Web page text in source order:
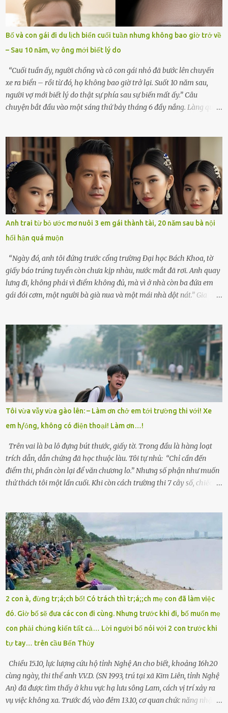
ngày giỗ đầu tiên của vợ, 49 ngày sau khi cô ấy rời xa tôi mãi
mãi.Buổi sáng hôm đó, sau khi cúng cơm xong, tôi quyết định lên
sắp xếp lại bàn thờ vợ. Mọi thứ vẫn như mọi ngày, nhưng có điều gì
đó kỳ lạ mà tôi không thể giải thích được. Trong khoảnh khắc tôi
cúi xuống lau chùi bát hương, một luồng gió lạ thoáng qua, khiến
tôi giật mình. Và rồi, một chuyện kinh...
Bố và con gái đi du lịch biển cuối tuần nhưng không bao giờ trở về
– Sau 10 năm, vợ ông mới biết lý do
“Cuối tuần ấy, người chồng và cô con gái nhỏ đã bước lên chuyến
xe ra biển – rồi từ đó, họ không bao giờ trở lại. Suốt 10 năm sau,
người vợ mới biết lý do thật sự phía sau sự biến mất ấy.” Câu
chuyện bắt đầu vào một sáng thứ bảy tháng 6 đầy nắng. Làng quê
không kém. Ông Minh, vốn là một người đàn ông điềm đạm, ít nói,
hôm ấy lại đặc biệt vui vẻ. Ông chuẩn bị hành lý cho chuyến đi biển
cùng cô con gái 8 tuổi tên Thảo. “Em ở nhà nghỉ ngơi nhé, anh đưa
con đi biển hai ngày, để nó được ngắm sóng, nghịch cát. Về chắc nó
sẽ kể cho em nghe cả tuần không hết chuyện.” – Ông Minh cười
hiền, vuốt tóc vợ. Bà Hạnh nhìn chồng và con gái ríu rít chuẩn bị mà
lòng cũng rộn ràng. Bà vốn ít có dịp đi xa vì còn bận buôn bán ở chợ,
nên lần này cũng đành ở nhà. Thảo ôm chầm lấy mẹ trước khi đi:
“Con sẽ nhặt thật nhiều vỏ sò cho mẹ nhé!” Chiếc xe khách lăn
bánh rời khỏi bến...
Anh trai từ bỏ ước mơ nuôi 3 em gái thành tài, 20 năm sau bà nội
hối hận quá muộn
“Ngày đó, anh tôi đứng trước cổng trường Đại học Bách Khoa, tờ
giấy báo trúng tuyển còn chưa kịp nhàu, nước mắt đã rơi. Anh quay
lưng đi, không phải vì điểm không đủ, mà vì ở nhà còn ba đứa em
gái đói cơm, một người bà già nua và một mái nhà dột nát.” Gia
có tin tức. Mọi gánh nặng đổ dồn lên đôi vai gầy guộc của bà nội –
cụ Nguyễn Thị Đào – và cậu con trai cả là Trí, lúc đó mới chỉ 17 tuổi.
Trí là học sinh giỏi toàn huyện, học lớp 12 nhưng đã biết làm ruộng,
làm thuê, biết đi cày thuê từ 4h sáng rồi lại tất tả về đi học. Người
trong làng thương lắm, bảo: “Thằng Trí học giỏi mà hiền, sau này
nên ông này bà nọ đó!” Trí có ba cô em gái: Mai, Lan và Hương – ba
cái tên mẹ đặt lúc còn sống, mong tụi nhỏ sau này như hoa mai nở
giữa mùa đông. Nhưng hoa có đẹp mấy cũng cần đất màu, mà nhà
thì chỉ toàn đất sỏi đá và khốn khó. Năm đó, Trí đỗ Đại học Bách
Khoa Hà...
Tôi vừa vẫy vừa gào lên: – Làm ơn chở em tới trường thi với! Xe
em h/ỏng, không có điện thoại! Làm ơn…!
Trên vai là ba lô đựng bút thước, giấy tờ. Trong đầu là hàng loạt
trích dẫn, dẫn chứng đã học thuộc làu. Tôi tự nhủ: “Chỉ cần đến
điểm thi, phần còn lại để văn chương lo.” Nhưng số phận như muốn
thử thách tôi một lần cuối. Khi còn cách trường thi 7 cây số, chiếc xe
sực nhớ – điện thoại đang sạc, sáng nay quên mang theo! Giữa con
đường thưa thớt người qua lại, tôi hoảng loạn vẫy tay xin đi nhờ. –
Chú ơi, cháu đi thi, xe hỏng rồi! Làm ơn cho cháu đi nhờ với! – Cô ơi,
giúp cháu với, cháu không có điện thoại… Người thì lắc đầu. Người
thì tăng ga tránh xa như né một kẻ lừa đảo. Tôi gào lên giữa đường
như một kẻ mất trí. Vô ích. 6h10. Còn hơn 30 phút nữa. Trong đầu
tôi chỉ có một lựa chọn duy nhất: chạy. Tôi quăng xe vào vệ đường,
rút tờ giấy báo dự thi nhét túi áo, đeo ba lô và chạy . Chạy miết.
Chạy không ngừng. Qua ngã...
2 con à, đừng tr;á;ch bố! Có trách thì tr;á;;ch mẹ con đã làm việc
đó. Giờ bố sẽ đưa các con đi cùng. Nhưng trước khi đi, bố muốn mẹ
con phải chứng kiến tất cả… Lời người bố nói với 2 con trước khi
tự tay… trên cầu Bến Thủy
Chiều 15.10, lực lượng cứu hộ tỉnh Nghệ An cho biết, khoảng 16h20
cùng ngày, thi thể anh V.V.D. (SN 1993, trú tại xã Kim Liên, tỉnh Nghệ
An) đã được tìm thấy ở khu vực hạ lưu sông Lam, cách vị trí xảy ra
vụ việc không xa. Trước đó, vào đêm 13.10, cơ quan chức năng nhận